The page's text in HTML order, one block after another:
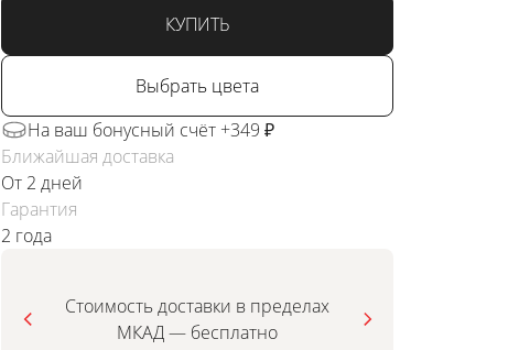
КУПИТЬ
Выбрать цвета
На ваш бонусный счёт +349 ₽
Ближайшая доставка
От 2 дней
Гарантия
2 года
Стоимость доставки в пределах
МКАД — бесплатно